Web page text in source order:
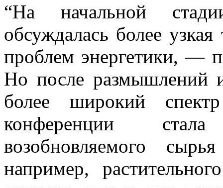
“На начальной
обсуждалась более
проблем энергетики, —
Но после размышлений
более широкий
конференции
возобновляемого
например,